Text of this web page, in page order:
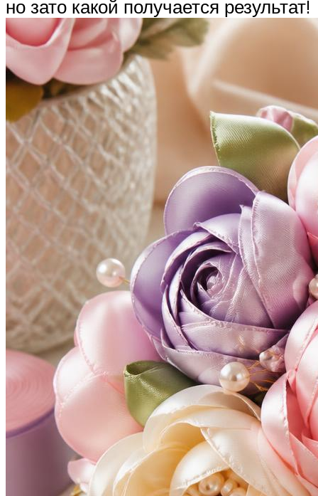
но зато какой получается результат!